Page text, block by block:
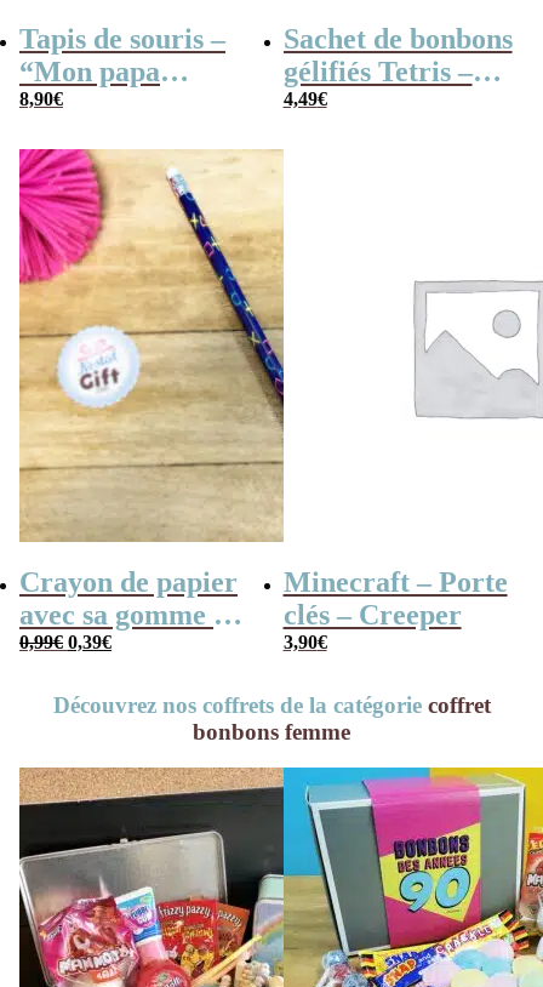
Tapis de souris –
“Mon papa
d’amour”
8,90€
Sachet de bonbons
gélifiés Tetris –
125g – bonbon
4,49€
Crayon de papier
avec sa gomme –
Motif gamer –
enfant
0,99€ Le
était :
0,39€Le
est :
Minecraft – Porte
clés – Creeper
3,90€
Découvrez nos coffrets de la catégorie coffret
bonbons femme